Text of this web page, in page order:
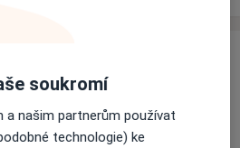
a cenách nejsou k dispozici
nepřidával žádné informace o
službách.
soukromí
a našim partnerům používat
technologie) ke